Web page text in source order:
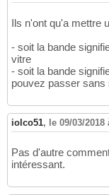
Ils n'ont qu'a mettre
- soit la bande
vitre
- soit la bande
pouvez passer sans
iolco51, le 09/03/2018
Pas d'autre
intéressant.